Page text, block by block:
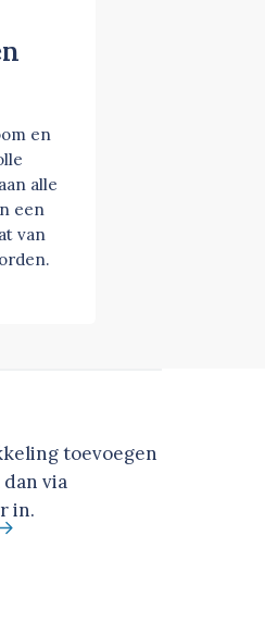
en
alle
een
van
toevoegen
via
in.